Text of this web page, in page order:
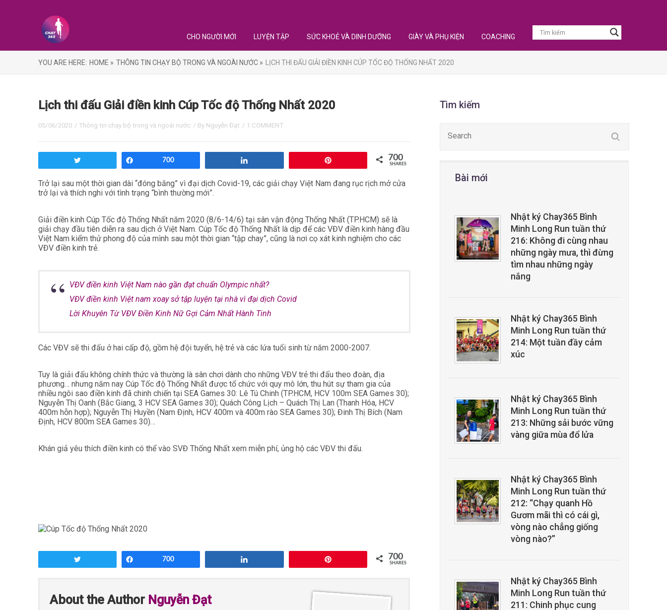
CHO NGƯỜI MỚI LUYỆN TẬP SỨC KHOẺ VÀ DINH DƯỠNG GIÀY VÀ PHỤ KIỆN COACHING
YOU ARE HERE: HOME » THÔNG TIN CHẠY BỘ TRONG VÀ NGOÀI NƯỚC » LỊCH THI ĐẤU GIẢI ĐIỀN KINH CÚP TỐC ĐỘ THỐNG NHẤT 2020
Tìm kiếm
Bài mới
Nhật ký Chay365 Bình
Minh Long Run tuần thứ
216: Không đi cùng nhau
những ngày mưa, thì đừng
tìm nhau những ngày
nắng
Nhật ký Chay365 Bình
Minh Long Run tuần thứ
214: Một tuần đầy cảm
xúc
Nhật ký Chay365 Bình
Minh Long Run tuần thứ
213: Những sải bước vững
vàng giữa mùa đổ lửa
Nhật ký Chay365 Bình
Minh Long Run tuần thứ
212: “Chạy quanh Hồ
Gươm mãi thì có cái gì,
vòng nào chẳng giống
vòng nào?”
Nhật ký Chay365 Bình
Minh Long Run tuần thứ
211: Chinh phục cung
Lịch thi đấu Giải điền kinh Cúp Tốc độ Thống Nhất 2020
05/06/2020 / Thông tin chạy bộ trong và ngoài nước / By Nguyễn Đạt / 1 COMMENT
700 700
SHARES
Trở lại sau một thời gian dài “đóng băng” vì đại dịch Covid-19, các giải chạy Việt Nam đang rục rịch mở cửa
trở lại và thích nghi với tình trạng “bình thường mới”.
Giải điền kinh Cúp Tốc độ Thống Nhất năm 2020 (8/6-14/6) tại sân vận động Thống Nhất (TP.HCM) sẽ là
giải chạy đầu tiên diễn ra sau dịch ở Việt Nam. Cúp Tốc độ Thống Nhất là dịp để các VĐV điền kinh hàng đầu
Việt Nam kiểm thử phong độ của mình sau một thời gian “tập chay”, cũng là nơi cọ xát kinh nghiệm cho các
VĐV điền kinh trẻ.
VĐV điền kinh Việt Nam nào gần đạt chuẩn Olympic nhất?
VĐV điền kinh Việt nam xoay sở tập luyện tại nhà vì đại dịch Covid
Lời Khuyên Từ VĐV Điền Kinh Nữ Gợi Cảm Nhất Hành Tinh
Các VĐV sẽ thi đấu ở hai cấp độ, gồm hệ đội tuyển, hệ trẻ và các lứa tuổi sinh từ năm 2000-2007.
Tuy là giải đấu không chính thức và thường là sân chơi dành cho những VĐV trẻ thi đấu theo đoàn, địa
phương… nhưng năm nay Cúp Tốc độ Thống Nhất được tổ chức với quy mô lớn, thu hút sự tham gia của
nhiều ngôi sao điền kinh đã chinh chiến tại SEA Games 30: Lê Tú Chinh (TP.HCM, HCV 100m SEA Games 30);
Nguyễn Thị Oanh (Bắc Giang, 3 HCV SEA Games 30); Quách Công Lịch – Quách Thị Lan (Thanh Hóa, HCV
400m hỗn hợp); Nguyễn Thị Huyền (Nam Định, HCV 400m và 400m rào SEA Games 30); Đinh Thị Bích (Nam
Định, HCV 800m SEA Games 30)…
Khán giả yêu thích điền kinh có thể vào SVĐ Thống Nhất xem miễn phí, ủng hộ các VĐV thi đấu.
700 700
SHARES
About the Author Nguyễn Đạt